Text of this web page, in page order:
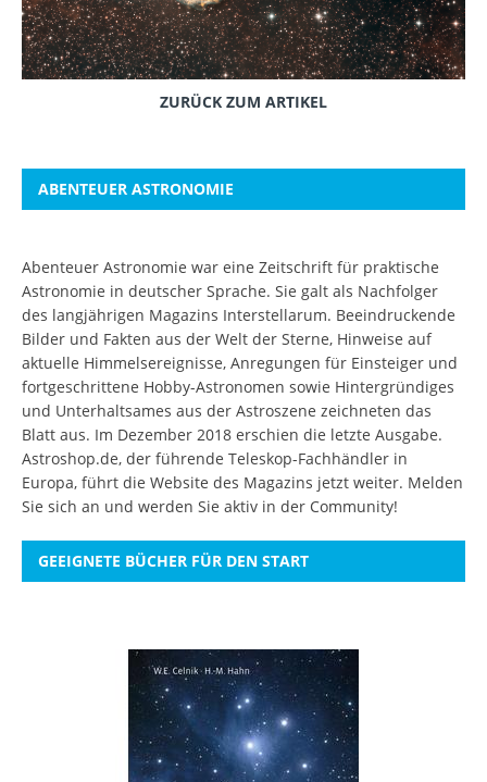
ZURÜCK ZUM ARTIKEL
ABENTEUER ASTRONOMIE
Abenteuer Astronomie war eine Zeitschrift für praktische
Astronomie in deutscher Sprache. Sie galt als Nachfolger
des langjährigen Magazins Interstellarum. Beeindruckende
Bilder und Fakten aus der Welt der Sterne, Hinweise auf
aktuelle Himmelsereignisse, Anregungen für Einsteiger und
fortgeschrittene Hobby-Astronomen sowie Hintergründiges
und Unterhaltsames aus der Astroszene zeichneten das
Blatt aus. Im Dezember 2018 erschien die letzte Ausgabe.
Astroshop.de, der führende Teleskop-Fachhändler in
Europa, führt die Website des Magazins jetzt weiter. Melden
Sie sich an und werden Sie aktiv in der Community!
GEEIGNETE BÜCHER FÜR DEN START